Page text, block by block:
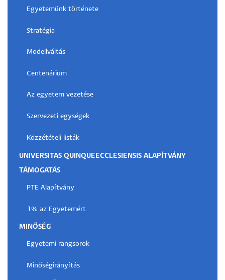
Egyetemünk története
Stratégia
Modellváltás
Centenárium
Az egyetem vezetése
Szervezeti egységek
Közzétételi listák
UNIVERSITAS QUINQUEECCLESIENSIS ALAPÍTVÁNY
TÁMOGATÁS
PTE Alapítvány
1% az Egyetemért
MINŐSÉG
Egyetemi rangsorok
Minőségirányítás